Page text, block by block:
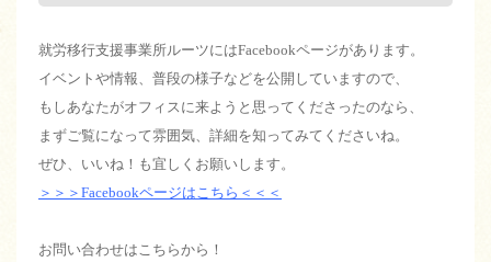
就労移行支援事業所ルーツにはFacebookページがあります。
イベントや情報、普段の様子などを公開していますので、
もしあなたがオフィスに来ようと思ってくださったのなら、
まずご覧になって雰囲気、詳細を知ってみてくださいね。
ぜひ、いいね！も宜しくお願いします。
＞＞＞Facebookページはこちら＜＜＜
お問い合わせはこちらから！